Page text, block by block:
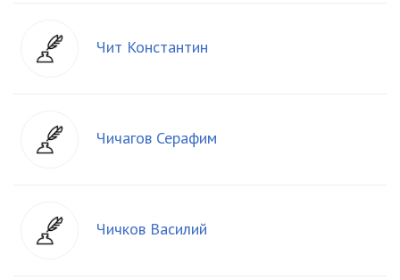
Чит Константин
Чичагов Серафим
Чичков Василий